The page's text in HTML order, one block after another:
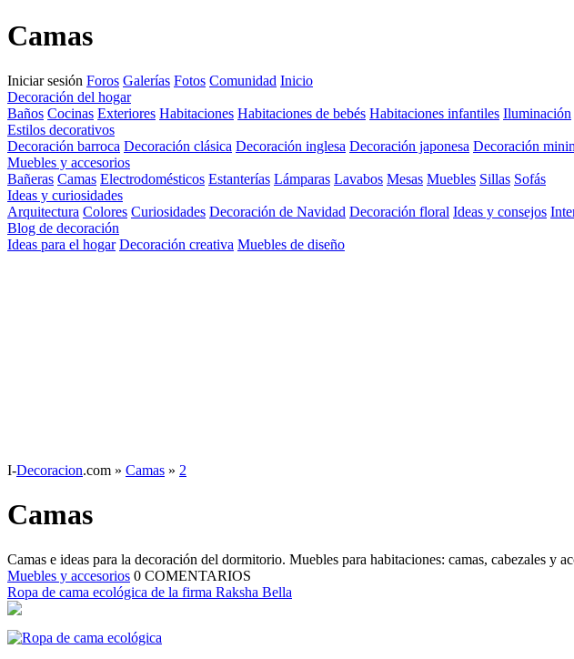
Camas
Iniciar sesión Foros Galerías Fotos Comunidad Inicio
Decoración del hogar
Baños Cocinas Exteriores Habitaciones Habitaciones de bebés Habitaciones infantiles Iluminación
Estilos decorativos
Decoración barroca Decoración clásica Decoración inglesa Decoración japonesa Decoración
Muebles y accesorios
Bañeras Camas Electrodomésticos Estanterías Lámparas Lavabos Mesas Muebles Sillas Sofás
Ideas y curiosidades
Arquitectura Colores Curiosidades Decoración de Navidad Decoración floral Ideas y consejos
Blog de decoración
Ideas para el hogar Decoración creativa Muebles de diseño
I-Decoracion.com » Camas » 2
Camas
Camas e ideas para la decoración del dormitorio. Muebles para habitaciones: camas, cabezales y
Muebles y accesorios 0 COMENTARIOS
Ropa de cama ecológica de la firma Raksha Bella